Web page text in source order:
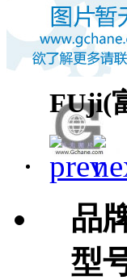
FUji(
品
型